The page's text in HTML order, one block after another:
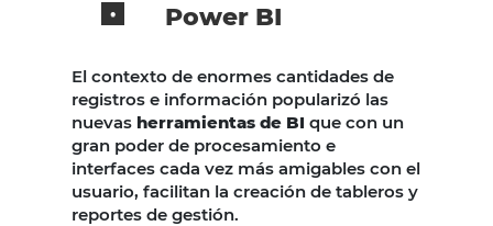
Power BI
El contexto de enormes cantidades de
registros e información popularizó las
nuevas herramientas de BI que con un
gran poder de procesamiento e
interfaces cada vez más amigables con el
usuario, facilitan la creación de tableros y
reportes de gestión.